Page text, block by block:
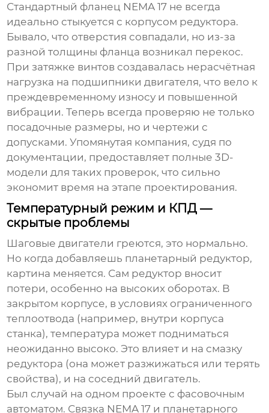
Стандартный фланец NEMA 17 не всегда
идеально стыкуется с корпусом редуктора.
Бывало, что отверстия совпадали, но из-за
разной толщины фланца возникал перекос.
При затяжке винтов создавалась нерасчётная
нагрузка на подшипники двигателя, что вело к
преждевременному износу и повышенной
вибрации. Теперь всегда проверяю не только
посадочные размеры, но и чертежи с
допусками. Упомянутая компания, судя по
документации, предоставляет полные 3D-
модели для таких проверок, что сильно
экономит время на этапе проектирования.
Температурный режим и КПД —
скрытые проблемы
Шаговые двигатели греются, это нормально.
Но когда добавляешь планетарный редуктор,
картина меняется. Сам редуктор вносит
потери, особенно на высоких оборотах. В
закрытом корпусе, в условиях ограниченного
теплоотвода (например, внутри корпуса
станка), температура может подниматься
неожиданно высоко. Это влияет и на смазку
редуктора (она может разжижаться или терять
свойства), и на соседний двигатель.
Был случай на одном проекте с фасовочным
автоматом. Связка NEMA 17 и планетарного